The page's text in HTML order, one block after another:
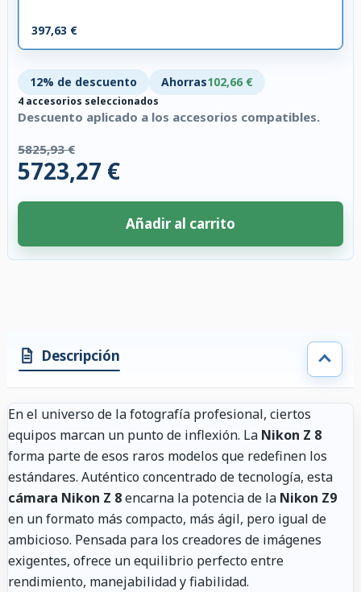
397,63 €
12% de descuento Ahorras102,66 €
4 accesorios seleccionados
Descuento aplicado a los accesorios compatibles.
5825,93 €
5723,27 €
Añadir al carrito
Descripción
En el universo de la fotografía profesional, ciertos
equipos marcan un punto de inflexión. La Nikon Z 8
forma parte de esos raros modelos que redefinen los
estándares. Auténtico concentrado de tecnología, esta
cámara Nikon Z 8encarna la potencia de la Nikon Z9
en un formato más compacto, más ágil, pero igual de
ambicioso. Pensada para los creadores de imágenes
exigentes, ofrece un equilibrio perfecto entre
rendimiento, manejabilidad y fiabilidad.